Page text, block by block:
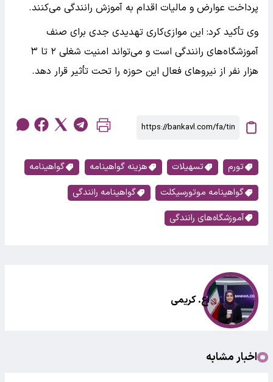
پرداخت عوارض و مالیات اقدام به آموزش رانندگی می‌کنند.
وی تأکید کرد: این موازی‌کاری تهدیدی جدی برای صنف
آموزشگاه‌های رانندگی است و می‌تواند امنیت شغلی ۲ تا ۳
هزار نفر از نیرو‌های فعال این حوزه را تحت تأثیر قرار دهد.
تورم تسهیلات هزینه گواهینامه
گواهینامه
گواهینامه موتورسیکلت
گواهینامه رانندگی
آموزشگاه‌های رانندگی
اع. کریمی
اخبار مشابه